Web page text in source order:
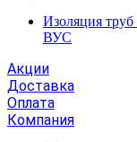
Изоляция
ВУС
Акции
Доставка
Оплата
Компания